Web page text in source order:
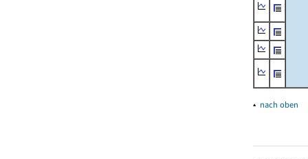
▴ nach oben